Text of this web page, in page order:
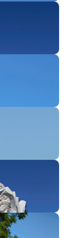
Découvrir